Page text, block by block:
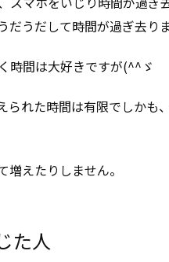
うだして時間が過ぎ去りま
時間は大好きですが(^^ゞ
られた時間は有限でしか
増えたりしません。
た人